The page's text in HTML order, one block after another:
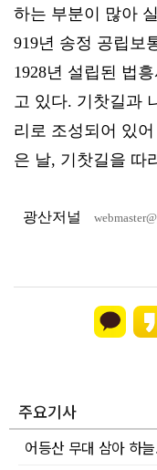
하는 부분이 많아
919년 송정 공립보
1928년 설립된 법
고 있다. 기찻길과
리로 조성되어 있
은 날, 기찻길을 따
광산저널
주요기사
어등산 무대 삼아 하